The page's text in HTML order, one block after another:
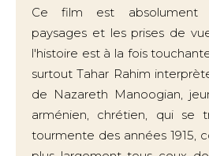
Ce film est absolument
paysages et les prises de
l'histoire est à la fois
surtout Tahar Rahim
de Nazareth Manoogian,
arménien, chrétien, qui se
tourmente des années 1915,